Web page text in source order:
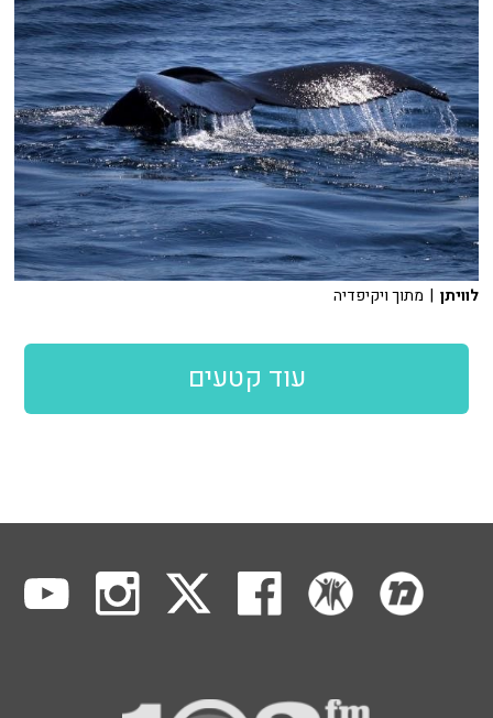
לוויתן | מתוך ויקיפדיה
עוד קטעים